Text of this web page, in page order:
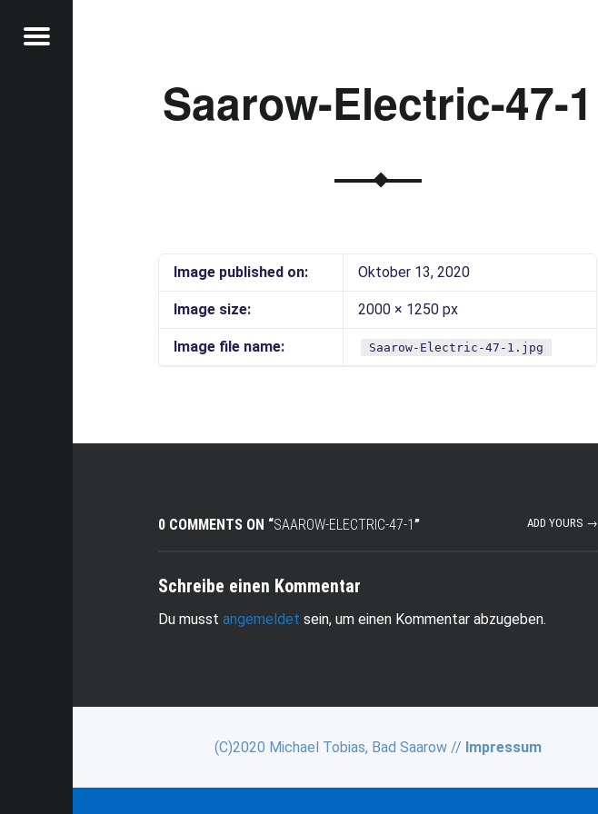
Menu
Saarow-Electric-47-1
Image published on: Oktober 13, 2020
Image size: 2000 × 1250 px
Image file name: Saarow-Electric-47-1.jpg
0 COMMENTS ON “SAAROW-ELECTRIC-47-1” ADD YOURS →
Schreibe einen Kommentar
Du musstangemeldet sein, um einen Kommentar abzugeben.
(C)2020 Michael Tobias, Bad Saarow // Impressum